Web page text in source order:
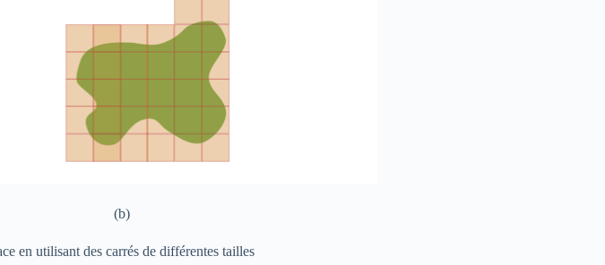
(b)
en utilisant des carrés de différentes tailles